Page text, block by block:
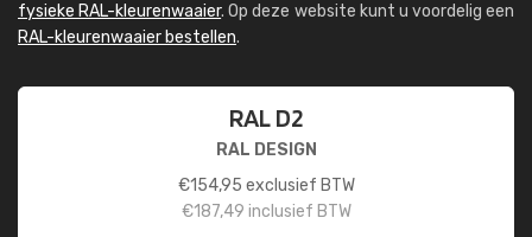
fysieke RAL-kleurenwaaier. Op deze website kunt u voordelig een
RAL-kleurenwaaier bestellen.
RAL D2
RAL DESIGN
€154,95 exclusief BTW
€187,49 inclusief BTW